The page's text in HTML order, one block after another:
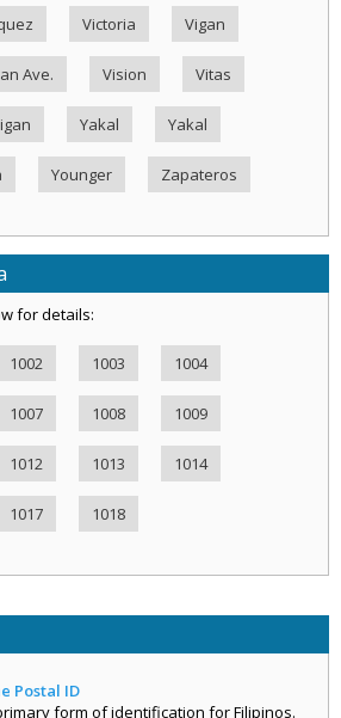
Victoria Vigan
Ave. Vision Vitas
Yakal Yakal
Younger Zapateros
for details:
1002 1003 1004
1007 1008 1009
1012 1013 1014
1017 1018
Postal ID
form of identification for Filipinos.